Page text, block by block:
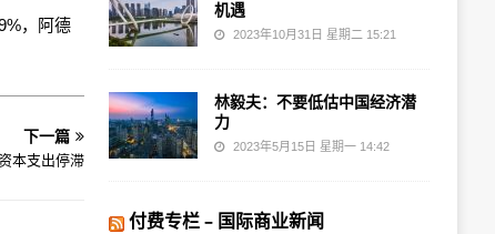
，阿德
下一篇
本支出停滞
机遇
2023年10月31日 星期二 15:21
林毅夫：不要低估中国经济潜
力
2023年5月15日 星期一 14:42
付费专栏 – 国际商业新闻